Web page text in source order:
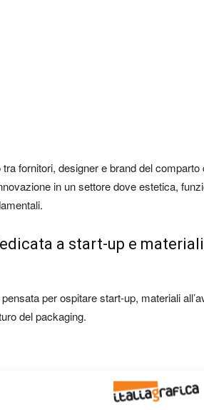
tra fornitori, designer e brand del
in un settore dove estetica,
a start-up e materiali
per ospitare start-up, materiali
del packaging.